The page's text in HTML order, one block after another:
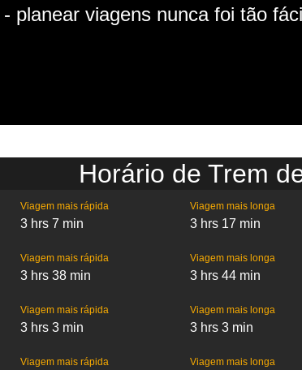
planear viagens nunca foi tão
Horário de Trem
Viagem mais rápida
3 hrs 7 min
Viagem mais longa
3 hrs 17 min
Viagem mais rápida
3 hrs 38 min
Viagem mais longa
3 hrs 44 min
Viagem mais rápida
3 hrs 3 min
Viagem mais longa
3 hrs 3 min
Viagem mais rápida Viagem mais longa